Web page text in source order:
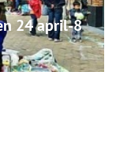
24 april-8